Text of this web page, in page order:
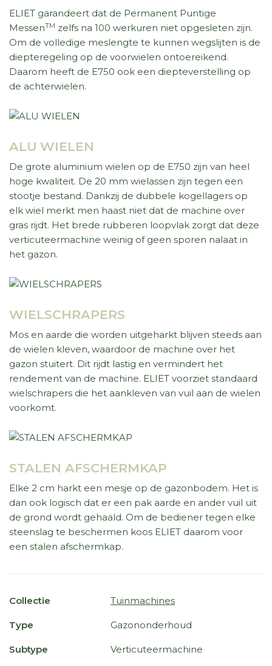
ELIET garandeert dat de Permanent Puntige
MessenTM zelfs na 100 werkuren niet opgesleten zijn.
Om de volledige meslengte te kunnen wegslijten is de
diepteregeling op de voorwielen ontoereikend.
Daarom heeft de E750 ook een diepteverstelling op
de achterwielen.
ALU WIELEN
De grote aluminium wielen op de E750 zijn van heel
hoge kwaliteit. De 20 mm wielassen zijn tegen een
stootje bestand. Dankzij de dubbele kogellagers op
elk wiel merkt men haast niet dat de machine over
gras rijdt. Het brede rubberen loopvlak zorgt dat deze
verticuteermachine weinig of geen sporen nalaat in
het gazon.
WIELSCHRAPERS
Mos en aarde die worden uitgeharkt blijven steeds aan
de wielen kleven, waardoor de machine over het
gazon stuitert. Dit rijdt lastig en vermindert het
rendement van de machine. ELIET voorziet standaard
wielschrapers die het aankleven van vuil aan de wielen
voorkomt.
STALEN AFSCHERMKAP
Elke 2 cm harkt een mesje op de gazonbodem. Het is
dan ook logisch dat er een pak aarde en ander vuil uit
de grond wordt gehaald. Om de bediener tegen elke
steenslag te beschermen koos ELIET daarom voor
een stalen afschermkap.
Collectie Tuinmachines
Type Gazononderhoud
Subtype Verticuteermachine